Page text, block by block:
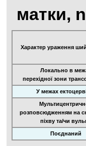
матки,
Характер ураження
Локально в
перехідної зони
У межах
розповсюдженням на
піхву та/чи
Поєднаний